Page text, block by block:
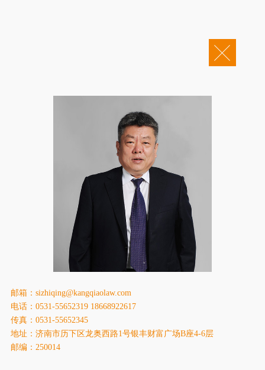
康桥人员
新闻动态
康桥党建
业务领域
社会责任
康桥法治研究院
康桥出版
邮箱：sizhiqing@kangqiaolaw.com
电话：0531-55652319 18668922617
传真：0531-55652345
地址：济南市历下区龙奥西路1号银丰财富广场B座4-6层
邮编：250014
Copyright © 2011-2026 康桥律师事务所